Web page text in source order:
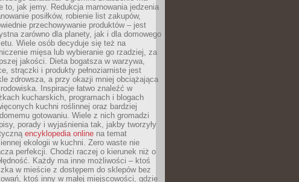
to, jak jemy. Redukcja marnowania jedzenia
posiłków, robienie list zakupów,
przechowywanie produktów – jest
zarówno dla planety, jak i dla domowego
Wiele osób decyduje się też na
mięsa lub wybieranie go rzadziej, za
jakości. Dieta bogatsza w warzywa,
strączki i produkty pełnoziarniste jest
zdrowsza, a przy okazji mniej obciążająca
Inspiracje łatwo znaleźć w
kucharskich, programach i blogach
kuchni roślinnej oraz bardziej
gotowaniu. Wiele z nich gromadzi
porady i wyjaśnienia tak, jakby tworzyły
encyklopedia online na temat
ekologii w kuchni. Zero waste nie
perfekcji. Chodzi raczej o kierunek niż o
Każdy ma inne możliwości – ktoś
w mieście z dostępem do sklepów bez
ktoś inny w małej miejscowości, gdzie